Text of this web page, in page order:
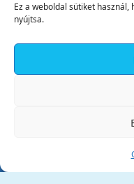
Ez a weboldal sütiket
nyújtsa.
Tata